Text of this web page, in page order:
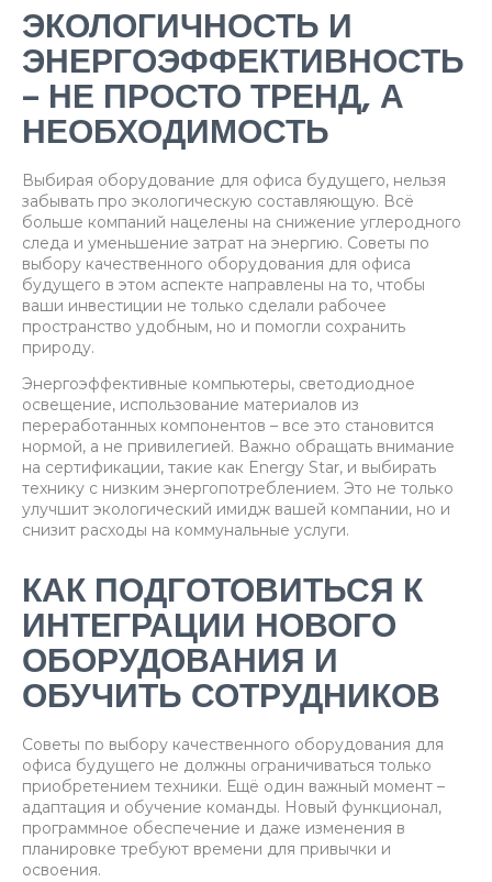
ЭКОЛОГИЧНОСТЬ И
ЭНЕРГОЭФФЕКТИВНОСТЬ
– НЕ ПРОСТО ТРЕНД, А
НЕОБХОДИМОСТЬ
Выбирая оборудование для офиса будущего, нельзя
забывать про экологическую составляющую. Всё
больше компаний нацелены на снижение углеродного
следа и уменьшение затрат на энергию. Советы по
выбору качественного оборудования для офиса
будущего в этом аспекте направлены на то, чтобы
ваши инвестиции не только сделали рабочее
пространство удобным, но и помогли сохранить
природу.
Энергоэффективные компьютеры, светодиодное
освещение, использование материалов из
переработанных компонентов – все это становится
нормой, а не привилегией. Важно обращать внимание
на сертификации, такие как Energy Star, и выбирать
технику с низким энергопотреблением. Это не только
улучшит экологический имидж вашей компании, но и
снизит расходы на коммунальные услуги.
КАК ПОДГОТОВИТЬСЯ К
ИНТЕГРАЦИИ НОВОГО
ОБОРУДОВАНИЯ И
ОБУЧИТЬ СОТРУДНИКОВ
Советы по выбору качественного оборудования для
офиса будущего не должны ограничиваться только
приобретением техники. Ещё один важный момент –
адаптация и обучение команды. Новый функционал,
программное обеспечение и даже изменения в
планировке требуют времени для привычки и
освоения.